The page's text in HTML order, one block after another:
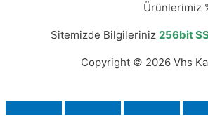
Ürünlerimiz
Sitemizde Bilgileriniz 256bit
Copyright © 2026 Vhs